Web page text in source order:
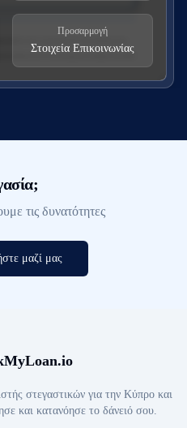
Προσαρμογή
Στοιχεία Επικοινωνίας
τις δυνατότητες
μαζί μας
στεγαστικών για την Κύπρο και
και κατανόησε το δάνειό σου.